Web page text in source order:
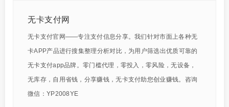
无卡支付网
无卡支付官网——专注支付信息分享。我们针对市面上各种无
卡APP产品进行搜集整理分析对比，为用户筛选出优质可靠的
无卡支付app品牌。零门槛代理，零投入，零风险，无设备，
无库存，自用省钱，分享赚钱，无卡支付助您创业赚钱。咨询
微信：YP2008YE